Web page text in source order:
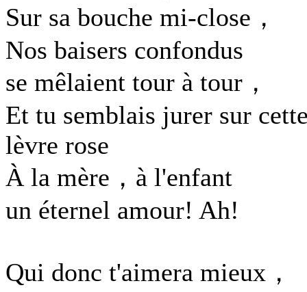
Sur sa bouche mi-close，
Nos baisers confondus
se mêlaient tour à tour，
Et tu semblais jurer sur
lèvre rose
À la mère，à l'enfant
un éternel amour! Ah!
Qui donc t'aimera mieux，